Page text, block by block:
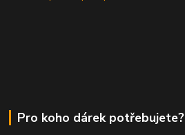
Pro koho dárek potřebujete?